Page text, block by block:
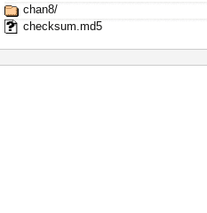
chan8/
checksum.md5